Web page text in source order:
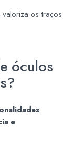
os traços
óculos
e